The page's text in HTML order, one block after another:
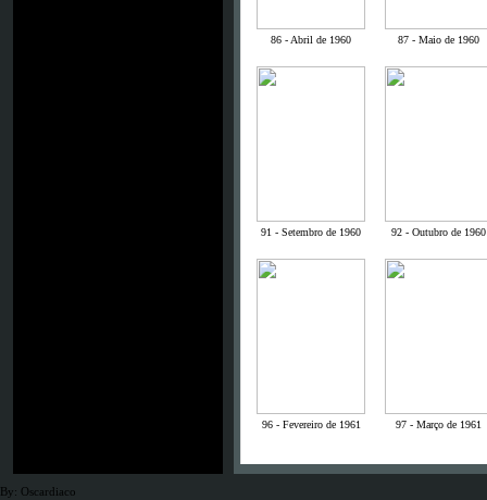
86 - Abril de 1960 87 - Maio de 1960
91 - Setembro de 1960 92 - Outubro de 1960
96 - Fevereiro de 1961 97 - Março de 1961
By: Oscardiaco